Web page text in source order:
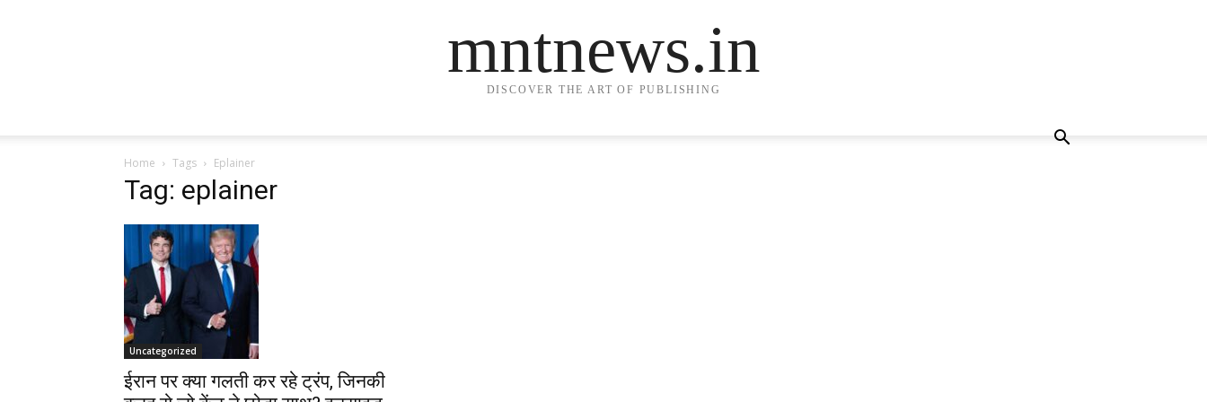
mntnews.in
DISCOVER THE ART OF PUBLISHING
Home Tags Eplainer
Tag: eplainer
Uncategorized
ईरान पर क्या गलती कर रहे ट्रंप, जिनकी